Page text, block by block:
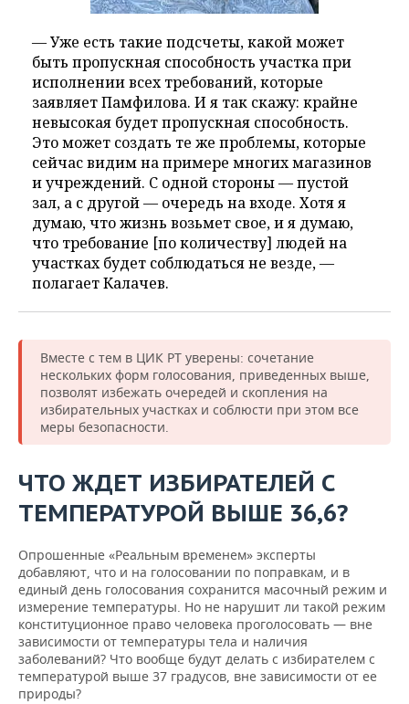
— Уже есть такие подсчеты, какой может
быть пропускная способность участка при
исполнении всех требований, которые
заявляет Памфилова. И я так скажу: крайне
невысокая будет пропускная способность.
Это может создать те же проблемы, которые
сейчас видим на примере многих магазинов
и учреждений. С одной стороны — пустой
зал, а с другой — очередь на входе. Хотя я
думаю, что жизнь возьмет свое, и я думаю,
что требование [по количеству] людей на
участках будет соблюдаться не везде, —
полагает Калачев.
Вместе с тем в ЦИК РТ уверены: сочетание
нескольких форм голосования, приведенных выше,
позволят избежать очередей и скопления на
избирательных участках и соблюсти при этом все
меры безопасности.
ЧТО ЖДЕТ ИЗБИРАТЕЛЕЙ С
ТЕМПЕРАТУРОЙ ВЫШЕ 36,6?
Опрошенные «Реальным временем» эксперты
добавляют, что и на голосовании по поправкам, и в
единый день голосования сохранится масочный режим и
измерение температуры. Но не нарушит ли такой режим
конституционное право человека проголосовать — вне
зависимости от температуры тела и наличия
заболеваний? Что вообще будут делать с избирателем с
температурой выше 37 градусов, вне зависимости от ее
природы?